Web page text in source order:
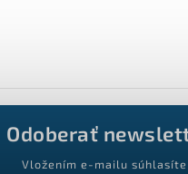
Odoberať
Vložením e-mailu súhlasíte